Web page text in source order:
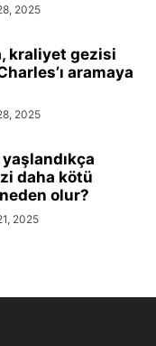
2025
kraliyet gezisi
aramaya
2025
daha kötü
olur?
2025